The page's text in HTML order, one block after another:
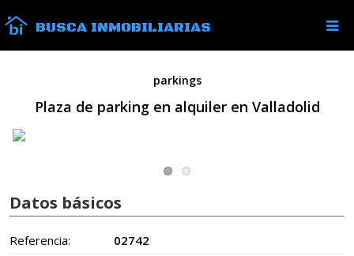
BUSCA INMOBILIARIAS
parkings
Plaza de parking en alquiler en Valladolid
Datos básicos
Referencia:
02742